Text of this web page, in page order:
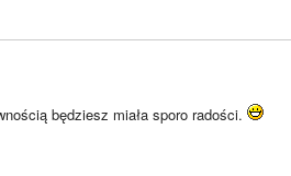
będziesz miała sporo radości.